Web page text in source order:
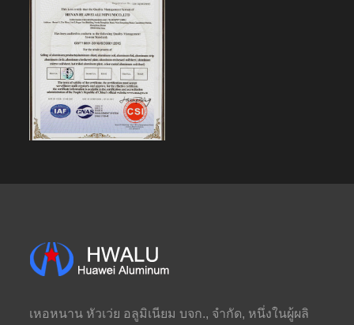
เหอหนาน หัวเว่ย อลูมิเนียม บจก., จำกัด, หนึ่งในผู้ผลิ